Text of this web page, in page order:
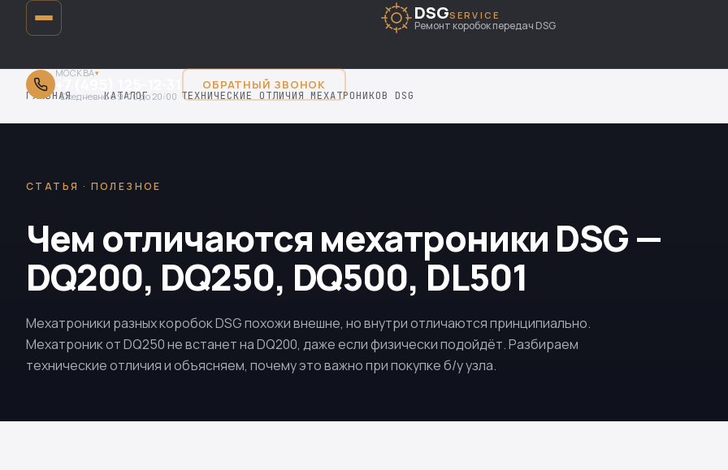
DSGSERVICE
Ремонт коробок передач DSG
МОСКВА▾
Ежедневно с 9:00 до 20:00
ОБРАТНЫЙ ЗВОНОК
ГЛАВНАЯ › КАТАЛОГ › ТЕХНИЧЕСКИЕ ОТЛИЧИЯ МЕХАТРОНИКОВ DSG
СТАТЬЯ · ПОЛЕЗНОЕ
Чем отличаются мехатроники DSG —
DQ200, DQ250, DQ500, DL501
Мехатроники разных коробок DSG похожи внешне, но внутри отличаются принципиально.
Мехатроник отDQ250не встанет наDQ200, даже если физически подойдёт. Разбираем
технические отличия и объясняем, почему это важно при покупке б/у узла.